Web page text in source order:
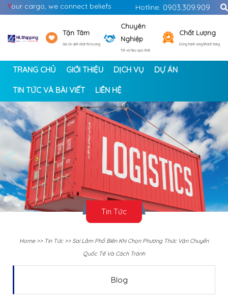
Your cargo, we connect beliefs Hotline: 0903.309.909
Tận Tâm
Giá ổn định nhất thị trường
Chuyên
Nghiệp
Tốt và hiệu quả nhất
Chất Lượng
Đồng hành cùng khách hàng
TRANG CHỦ GIỚI THIỆU DỊCH VỤ DỰ ÁN
TIN TỨC VÀ BÀI VIẾT LIÊN HỆ
< >
Tin Tức
Home>> Tin Tức>>Sai Lầm Phổ Biến Khi Chọn Phương Thức Vận Chuyển
Quốc Tế Và Cách Tránh
Blog